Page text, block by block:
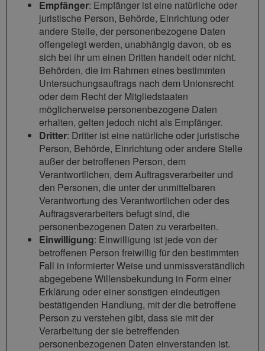
Empfänger: Empfänger ist eine natürliche oder
juristische Person, Behörde, Einrichtung oder
andere Stelle, der personenbezogene Daten
offengelegt werden, unabhängig davon, ob es
sich bei ihr um einen Dritten handelt oder nicht.
Behörden, die im Rahmen eines bestimmten
Untersuchungsauftrags nach dem Unionsrecht
oder dem Recht der Mitgliedstaaten
möglicherweise personenbezogene Daten
erhalten, gelten jedoch nicht als Empfänger.
Dritter: Dritter ist eine natürliche oder juristische
Person, Behörde, Einrichtung oder andere Stelle
außer der betroffenen Person, dem
Verantwortlichen, dem Auftragsverarbeiter und
den Personen, die unter der unmittelbaren
Verantwortung des Verantwortlichen oder des
Auftragsverarbeiters befugt sind, die
personenbezogenen Daten zu verarbeiten.
Einwilligung: Einwilligung ist jede von der
betroffenen Person freiwillig für den bestimmten
Fall in informierter Weise und unmissverständlich
abgegebene Willensbekundung in Form einer
Erklärung oder einer sonstigen eindeutigen
bestätigenden Handlung, mit der die betroffene
Person zu verstehen gibt, dass sie mit der
Verarbeitung der sie betreffenden
personenbezogenen Daten einverstanden ist.